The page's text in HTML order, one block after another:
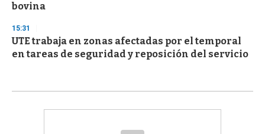
bovina
15:31
UTE trabaja en zonas afectadas por el temporal
en tareas de seguridad y reposición del servicio